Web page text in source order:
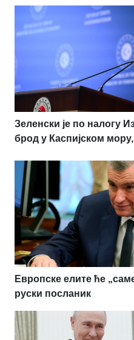
Зеленски је по налогу
брод у Каспијском
Европске елите ће
руски посланик